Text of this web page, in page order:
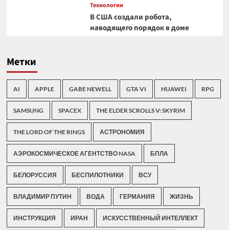
Технологии
В США создали робота,
наводящего порядок в доме
Метки
AI APPLE GABE NEWELL GTA VI HUAWEI RPG
SAMSUNG SPACEX THE ELDER SCROLLS V: SKYRIM
THE LORD OF THE RINGS АСТРОНОМИЯ
АЭРОКОСМИЧЕСКОЕ АГЕНТСТВО NASA БПЛА
БЕЛОРУССИЯ БЕСПИЛОТНИКИ ВСУ
ВЛАДИМИР ПУТИН ВОДА ГЕРМАНИЯ ЖИЗНЬ
ИНСТРУКЦИЯ ИРАН ИСКУССТВЕННЫЙ ИНТЕЛЛЕКТ